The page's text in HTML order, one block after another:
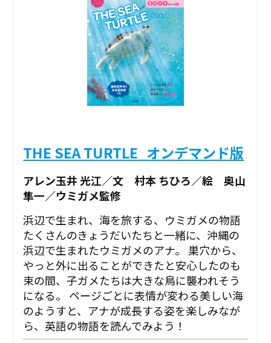
THE SEA TURTLE_オンデマンド版
アレン玉井 光江／文 村本 ちひろ／絵 奥山
隼一／ウミガメ監修
浜辺で生まれ、海を旅する、ウミガメの物語
たくさんのきょうだいたちと一緒に、沖縄の
浜辺で生まれたウミガメのアナ。 巣穴から、
やっと外に出ることができたと安心したのも
束の間、子ガメたちは大きな鳥に襲われそう
になる――。 ページごとに表情が変わる美しい海
のようすと、アナが成長する姿を楽しみなが
ら、英語の物語を読んでみよう！